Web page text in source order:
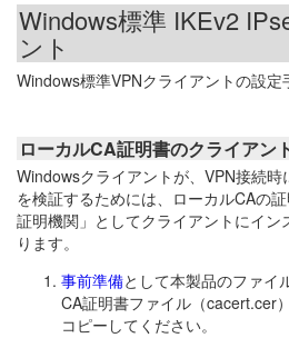
Windows標準 IKEv2
ント
Windows標準VPNクライアントの設定
ローカルCA証明書のクライアン
Windowsクライアントが、VPN接続
を検証するためには、ローカルCAの
証明機関」としてクライアントにイン
ります。
事前準備として本製品のファイ
CA証明書ファイル（cacert.cer
コピーしてください。